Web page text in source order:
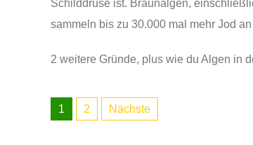
Schilddrüse ist. Braunalgen,
sammeln bis zu 30.000 mal mehr Jod
2 weitere Gründe, plus wie du Algen in
1 2 Nächste